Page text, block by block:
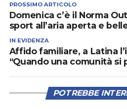
PROSSIMO ARTICOLO
Domenica c’è il Norma
sport all’aria aperta e
IN EVIDENZA
Affido familiare, a Latina
“Quando una comunità si
POTREBBE